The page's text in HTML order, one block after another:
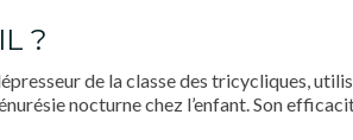
?
de la classe des tricycliques,
nocturne chez l’enfant. Son